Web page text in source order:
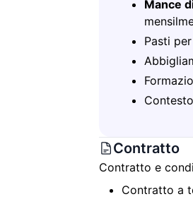
Mance
Pasti
Contratto
Contratto e
Contratto a